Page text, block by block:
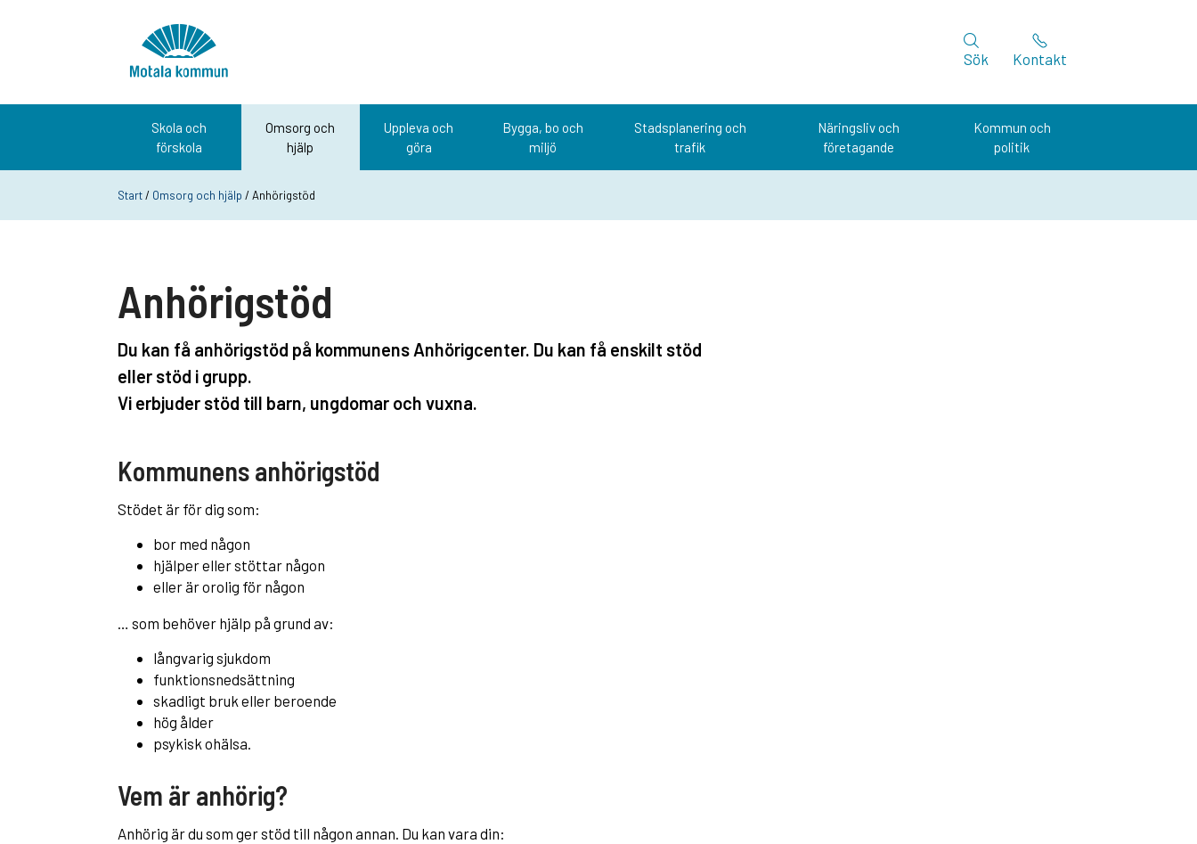
Sök
Kontakt
Skola och
förskola
Omsorg och
hjälp
Uppleva och
göra
Bygga, bo och
miljö
Stadsplanering och
trafik
Näringsliv och
företagande
Kommun och
politik
Start/ Omsorg och hjälp / Anhörigstöd
Anhörigstöd
Du kan få anhörigstöd på kommunens Anhörigcenter. Du kan få enskilt stöd
eller stöd i grupp.
Vi erbjuder stöd till barn, ungdomar och vuxna.
Kommunens anhörigstöd
Stödet är för dig som:
bor med någon
hjälper eller stöttar någon
eller är orolig för någon
… som behöver hjälp på grund av:
långvarig sjukdom
funktionsnedsättning
skadligt bruk eller beroende
hög ålder
psykisk ohälsa.
Vem är anhörig?
Anhörig är du som ger stöd till någon annan. Du kan vara din: